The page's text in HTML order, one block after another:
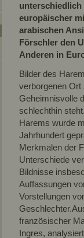
unterschiedlich
europäischer
arabischen
Förschler den
Anderen in
Bilder des
verborgenen Ort
Geheimnisvolle
schlechthin
Harems wurde
Jahrhundert
Merkmalen der
Unterschiede
Bildnisse
Auffassungen
Vorstellungen
französischer
Ingres,